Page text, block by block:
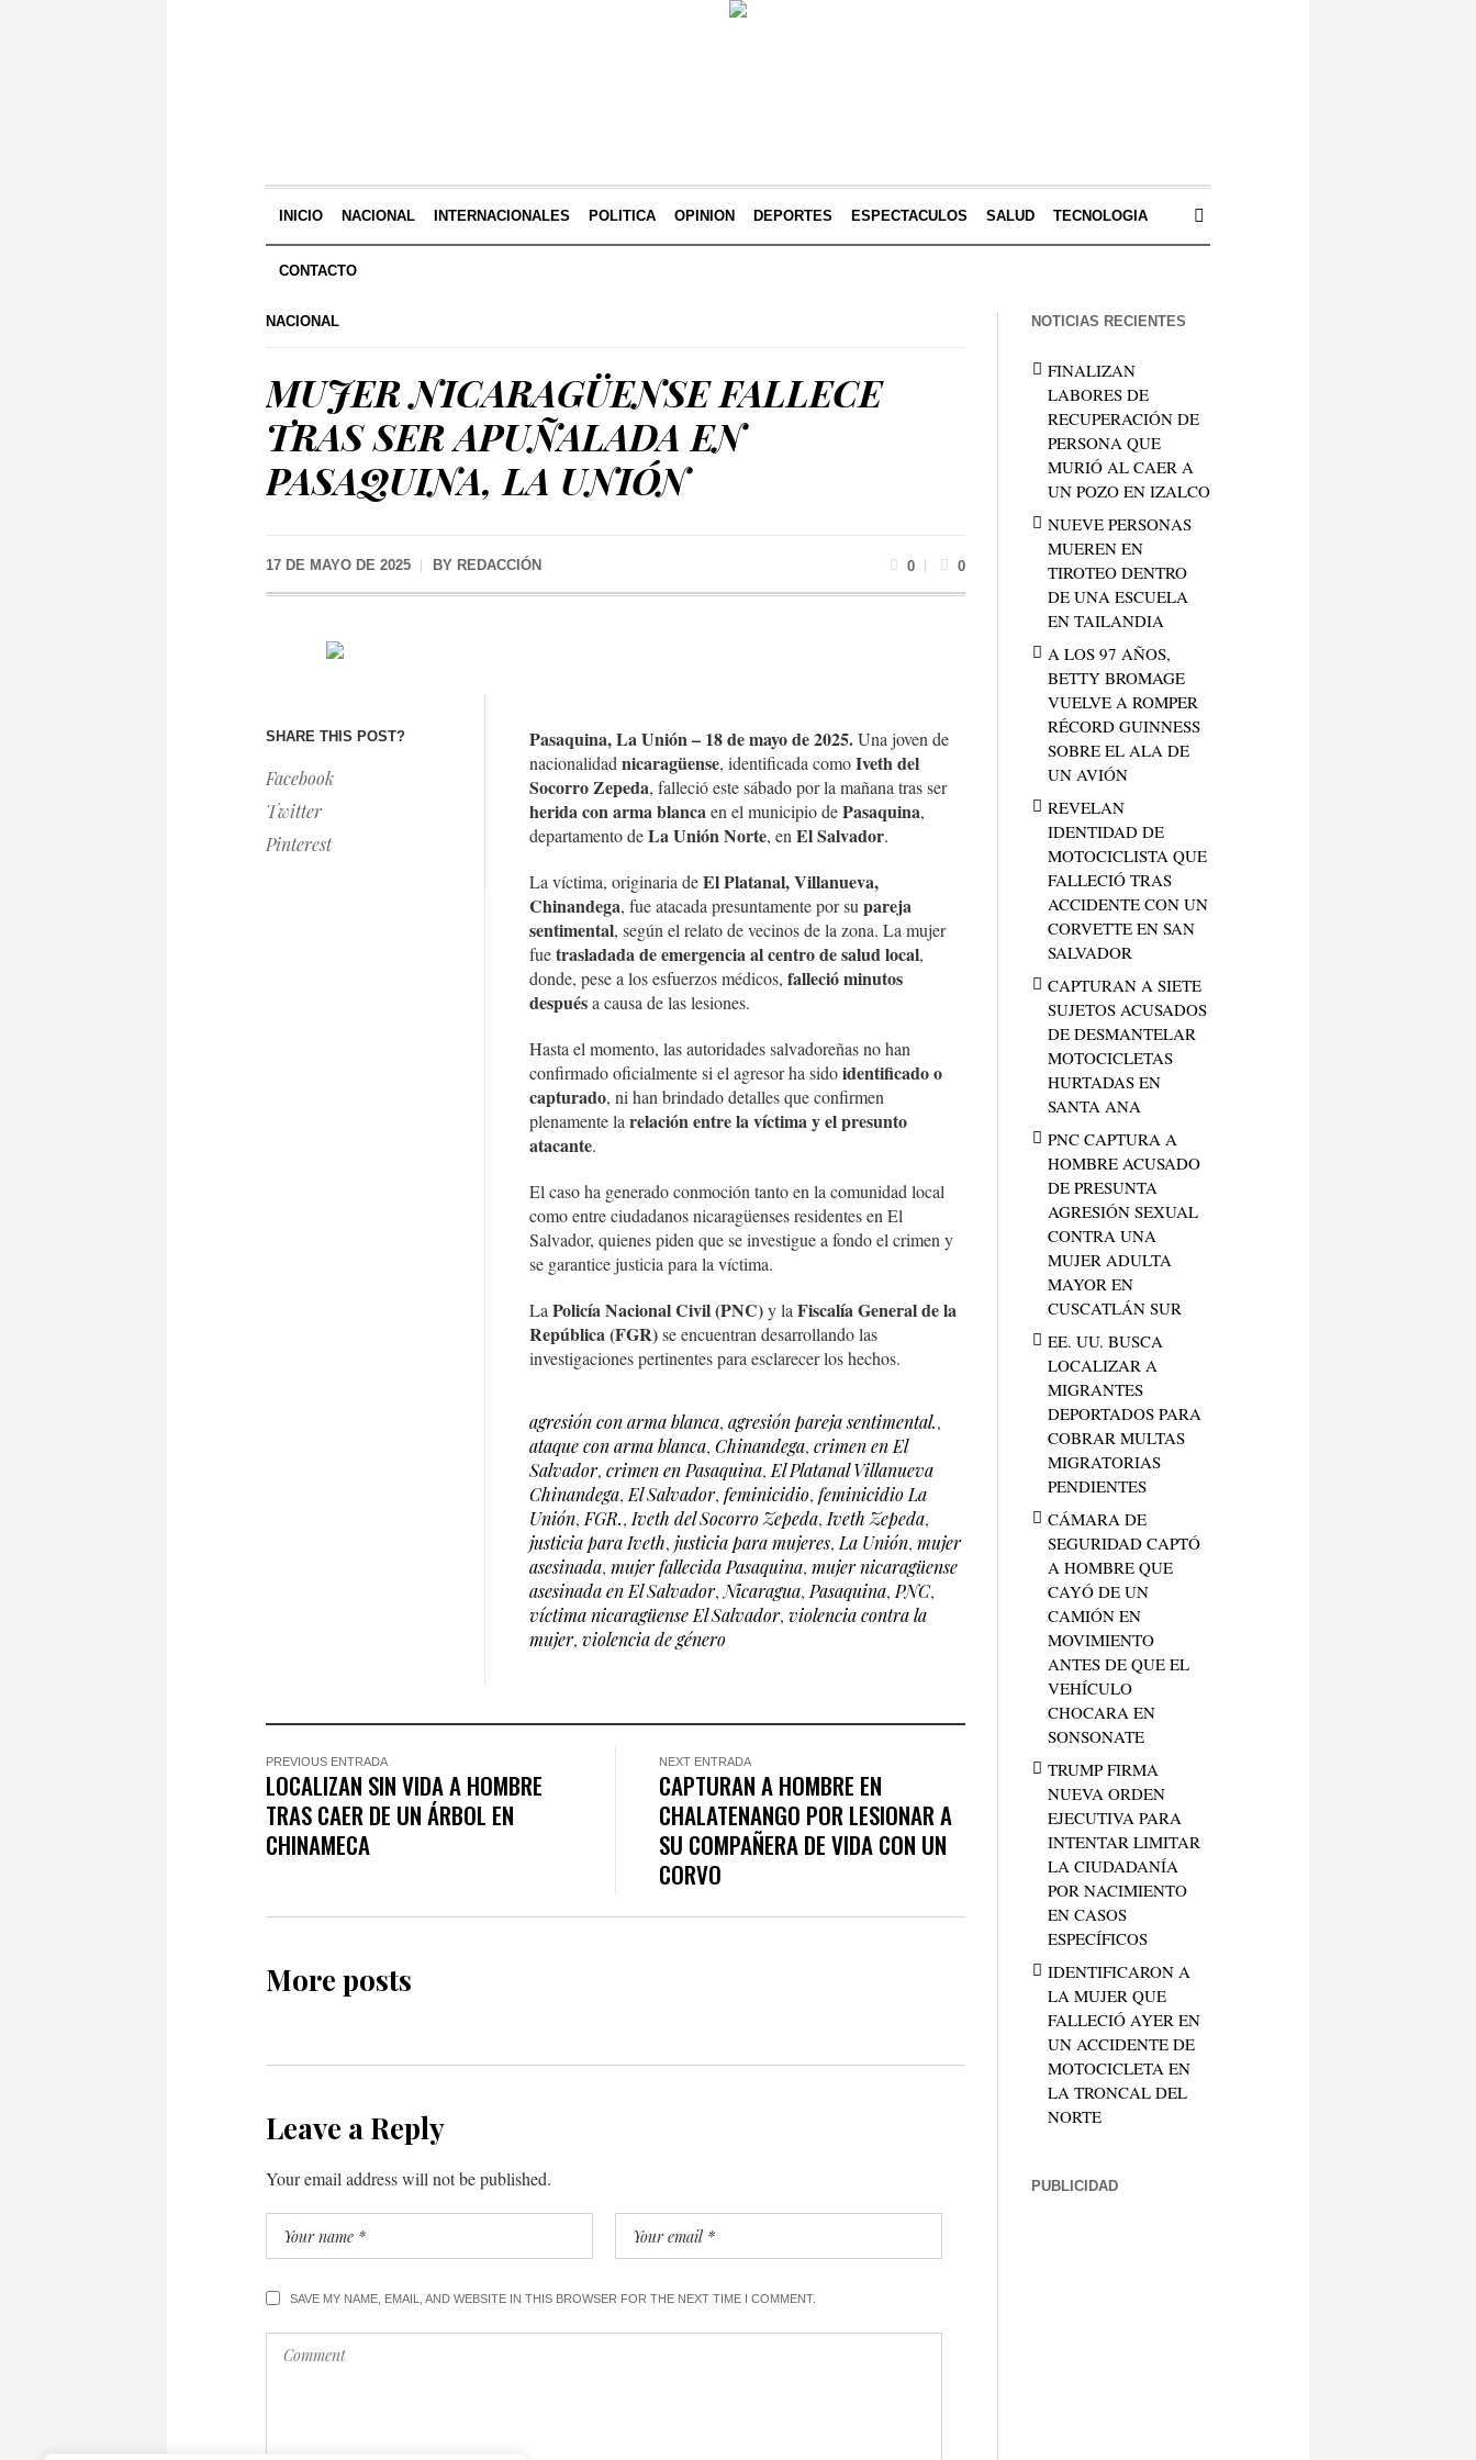
INICIO NACIONAL INTERNACIONALES POLITICA OPINION DEPORTES ESPECTACULOS SALUD TECNOLOGIA
CONTACTO
NACIONAL
MUJER NICARAGÜENSE FALLECE
TRAS SER APUÑALADA EN
PASAQUINA, LA UNIÓN
17 DE MAYO DE 2025 BY REDACCIÓN 0 0
SHARE THIS POST?
Facebook
Twitter
Pinterest
Pasaquina, La Unión – 18 de mayo de 2025.Una joven de
nacionalidadnicaragüense, identificada comoIveth del
Socorro Zepeda, falleció este sábado por la mañana tras ser
herida con arma blancaen el municipio dePasaquina,
departamento deLa Unión Norte, enEl Salvador.
La víctima, originaria deEl Platanal, Villanueva,
Chinandega, fue atacada presuntamente por supareja
sentimental, según el relato de vecinos de la zona. La mujer
fuetrasladada de emergencia al centro de salud local,
donde, pese a los esfuerzos médicos, falleció minutos
despuésa causa de las lesiones.
Hasta el momento, las autoridades salvadoreñas no han
confirmado oficialmente si el agresor ha sidoidentificado o
capturado, ni han brindado detalles que confirmen
plenamente larelación entre la víctima y el presunto
atacante.
El caso ha generado conmoción tanto en la comunidad local
como entre ciudadanos nicaragüenses residentes en El
Salvador, quienes piden que se investigue a fondo el crimen y
se garantice justicia para la víctima.
LaPolicía Nacional Civil (PNC)y laFiscalía General de la
República (FGR)se encuentran desarrollando las
investigaciones pertinentes para esclarecer los hechos.
agresión con arma blanca, agresión pareja sentimental.,
ataque con arma blanca, Chinandega, crimen en El
Salvador, crimen en Pasaquina,El Platanal Villanueva
Chinandega,El Salvador, feminicidio, feminicidio La
Unión,FGR.,Iveth del Socorro Zepeda,Iveth Zepeda,
justicia para Iveth, justicia para mujeres,La Unión, mujer
asesinada, mujer fallecida Pasaquina, mujer nicaragüense
asesinada en El Salvador,Nicaragua,Pasaquina,PNC,
víctima nicaragüense El Salvador, violencia contra la
mujer, violencia de género
PREVIOUS ENTRADA
LOCALIZAN SIN VIDA A HOMBRE
TRAS CAER DE UN ÁRBOL EN
CHINAMECA
NEXT ENTRADA
CAPTURAN A HOMBRE EN
CHALATENANGO POR LESIONAR A
SU COMPAÑERA DE VIDA CON UN
CORVO
More posts
Leave a Reply
Your email address will not be published.
SAVE MY NAME, EMAIL, AND WEBSITE IN THIS BROWSER FOR THE NEXT TIME I COMMENT.
NOTICIAS RECIENTES
FINALIZAN
LABORES DE
RECUPERACIÓN DE
PERSONA QUE
MURIÓ AL CAER A
UN POZO EN IZALCO
NUEVE PERSONAS
MUEREN EN
TIROTEO DENTRO
DE UNA ESCUELA
EN TAILANDIA
A LOS 97 AÑOS,
BETTY BROMAGE
VUELVE A ROMPER
RÉCORD GUINNESS
SOBRE EL ALA DE
UN AVIÓN
REVELAN
IDENTIDAD DE
MOTOCICLISTA QUE
FALLECIÓ TRAS
ACCIDENTE CON UN
CORVETTE EN SAN
SALVADOR
CAPTURAN A SIETE
SUJETOS ACUSADOS
DE DESMANTELAR
MOTOCICLETAS
HURTADAS EN
SANTA ANA
PNC CAPTURA A
HOMBRE ACUSADO
DE PRESUNTA
AGRESIÓN SEXUAL
CONTRA UNA
MUJER ADULTA
MAYOR EN
CUSCATLÁN SUR
EE. UU. BUSCA
LOCALIZAR A
MIGRANTES
DEPORTADOS PARA
COBRAR MULTAS
MIGRATORIAS
PENDIENTES
CÁMARA DE
SEGURIDAD CAPTÓ
A HOMBRE QUE
CAYÓ DE UN
CAMIÓN EN
MOVIMIENTO
ANTES DE QUE EL
VEHÍCULO
CHOCARA EN
SONSONATE
TRUMP FIRMA
NUEVA ORDEN
EJECUTIVA PARA
INTENTAR LIMITAR
LA CIUDADANÍA
POR NACIMIENTO
EN CASOS
ESPECÍFICOS
IDENTIFICARON A
LA MUJER QUE
FALLECIÓ AYER EN
UN ACCIDENTE DE
MOTOCICLETA EN
LA TRONCAL DEL
NORTE
PUBLICIDAD